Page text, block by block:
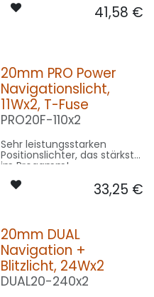
41,58 €
20mm PRO Power
Navigationslicht,
11Wx2, T-Fuse
PRO20F-110x2
Sehr leistungsstarken
Positionslichter, das stärkste
im Progamm!
33,25 €
20mm DUAL
Navigation +
Blitzlicht, 24Wx2
DUAL20-240x2